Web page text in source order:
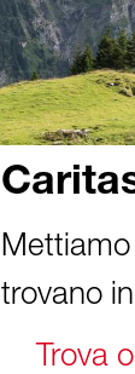
trovano
Trova